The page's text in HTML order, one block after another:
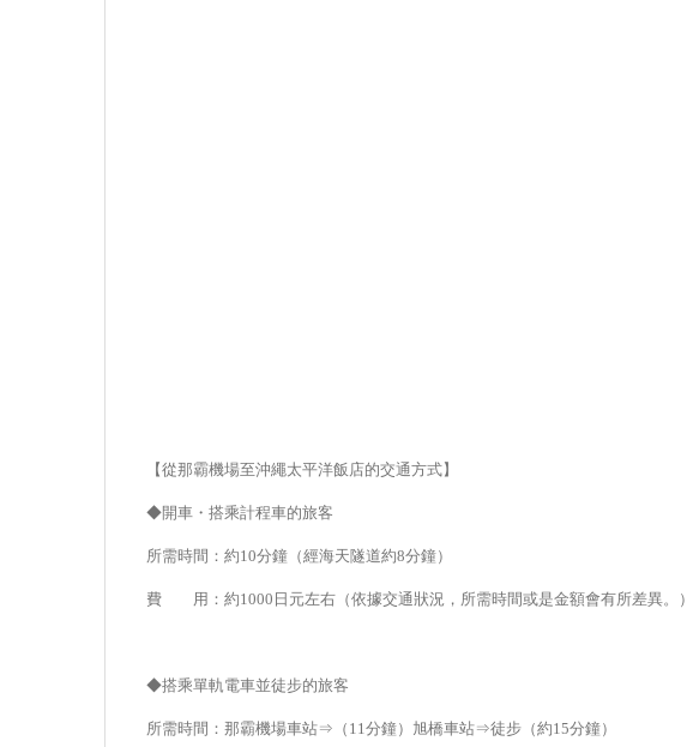
【從那霸機場至沖繩太平洋飯店的交通方式】
◆開車・搭乘計程車的旅客
所需時間：約10分鐘（經海天隧道約8分鐘）
費 用：約1000日元左右（依據交通狀況，所需時間或是金額會有所差異。）
◆搭乘單軌電車並徒步的旅客
所需時間：那霸機場車站⇒（11分鐘）旭橋車站⇒徒步（約15分鐘）